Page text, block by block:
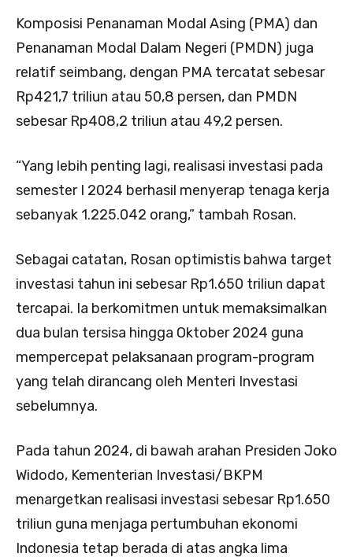
Komposisi Penanaman Modal Asing (PMA) dan
Penanaman Modal Dalam Negeri (PMDN) juga
relatif seimbang, dengan PMA tercatat sebesar
Rp421,7 triliun atau 50,8 persen, dan PMDN
sebesar Rp408,2 triliun atau 49,2 persen.
“Yang lebih penting lagi, realisasi investasi pada
semester I 2024 berhasil menyerap tenaga kerja
sebanyak 1.225.042 orang,” tambah Rosan.
Sebagai catatan, Rosan optimistis bahwa target
investasi tahun ini sebesar Rp1.650 triliun dapat
tercapai. Ia berkomitmen untuk memaksimalkan
dua bulan tersisa hingga Oktober 2024 guna
mempercepat pelaksanaan program-program
yang telah dirancang oleh Menteri Investasi
sebelumnya.
Pada tahun 2024, di bawah arahan Presiden Joko
Widodo, Kementerian Investasi/BKPM
menargetkan realisasi investasi sebesar Rp1.650
triliun guna menjaga pertumbuhan ekonomi
Indonesia tetap berada di atas angka lima